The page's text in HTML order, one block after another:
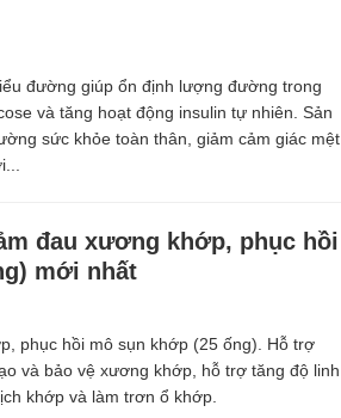
đường giúp ổn định lượng đường trong
và tăng hoạt động insulin tự nhiên. Sản
sức khỏe toàn thân, giảm cảm giác mệt
đau xương khớp, phục hồi
mới nhất
phục hồi mô sụn khớp (25 ống). Hỗ trợ
và bảo vệ xương khớp, hỗ trợ tăng độ linh
khớp và làm trơn ổ khớp.